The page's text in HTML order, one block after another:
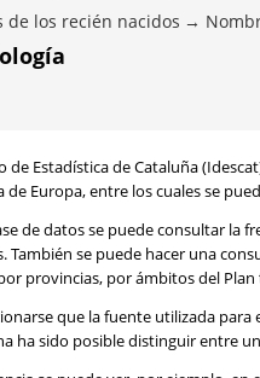
de los recién nacidos
de Estadística de Cataluña
de Europa, entre los cuales se
de datos se puede consultar la
También se puede hacer una
provincias, por ámbitos del
que la fuente utilizada
ha sido posible distinguir entre